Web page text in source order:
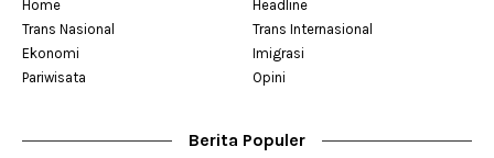
Home
Headline
Trans Nasional
Trans Internasional
Ekonomi
Imigrasi
Pariwisata
Opini
Berita Populer